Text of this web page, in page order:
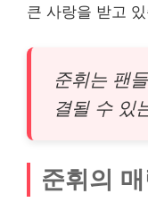
큰 사랑을 받고
준휘는 팬
결될 수 있
준휘의